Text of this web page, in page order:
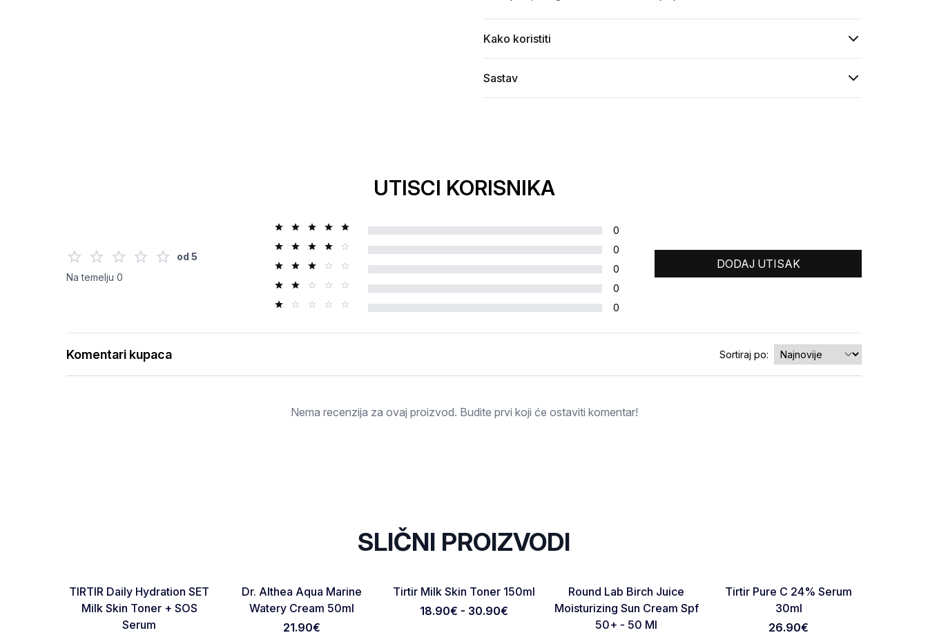
Kako koristiti
Sastav
UTISCI KORISNIKA
od 5
Na temelju 0
0
0
0
0
0
DODAJ UTISAK
Ocjena
Otkaži pregled Pošaljite pregled
Komentari kupaca Sortiraj po:
Nema recenzija za ovaj proizvod. Budite prvi koji će ostaviti komentar!
SLIČNI PROIZVODI
Favorite
TIRTIR Daily Hydration SET
Milk Skin Toner + SOS
Serum
Favorite
Dr. Althea Aqua Marine
Watery Cream 50ml
21.90€
Favorite
Tirtir Milk Skin Toner 150ml
18.90€ - 30.90€
Favorite
Round Lab Birch Juice
Moisturizing Sun Cream Spf
50+ - 50 Ml
Favorite
Tirtir Pure C 24% Serum
30ml
26.90€